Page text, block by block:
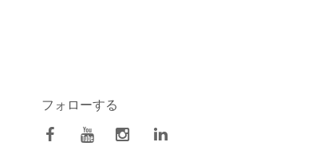
フォローする
facebookYoutubeInstagram